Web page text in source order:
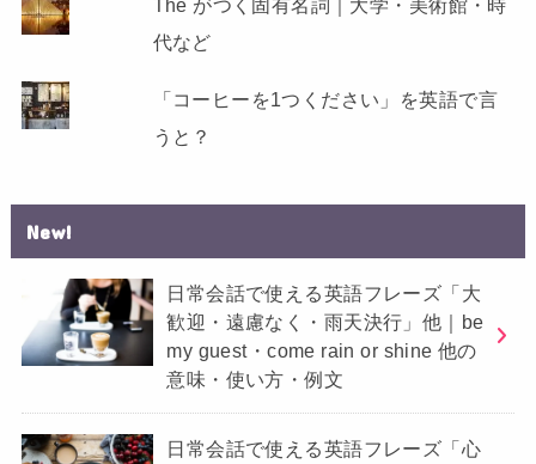
The がつく固有名詞｜大学・美術館・時
代など
「コーヒーを1つください」を英語で言
うと？
New!
日常会話で使える英語フレーズ「大
歓迎・遠慮なく・雨天決行」他｜be
my guest・come rain or shine 他の
意味・使い方・例文
日常会話で使える英語フレーズ「心